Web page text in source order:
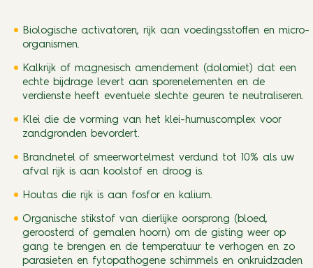
Biologische activatoren, rijk aan voedingsstoffen en micro-
organismen.
Kalkrijk of magnesisch amendement (dolomiet) dat een
echte bijdrage levert aan sporenelementen en de
verdienste heeft eventuele slechte geuren te neutraliseren.
Klei die de vorming van het klei-humuscomplex voor
zandgronden bevordert.
Brandnetel of smeerwortelmest verdund tot 10% als uw
afval rijk is aan koolstof en droog is.
Houtas die rijk is aan fosfor en kalium.
Organische stikstof van dierlijke oorsprong (bloed,
geroosterd of gemalen hoorn) om de gisting weer op
gang te brengen en de temperatuur te verhogen en zo
parasieten en fytopathogene schimmels en onkruidzaden